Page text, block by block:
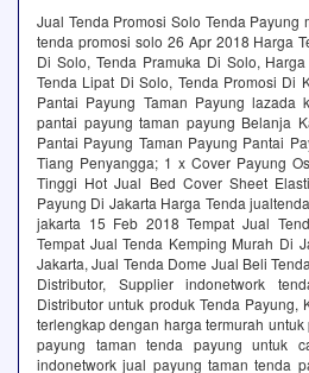
Jual Tenda Promosi Solo Tenda Payung
tenda promosi solo 26 Apr 2018 Harga
Di Solo, Tenda Pramuka Di Solo,
Tenda Lipat Di Solo, Tenda Promosi Di
Pantai Payung Taman Payung lazada
pantai payung taman payung Belanja
Pantai Payung Taman Payung Pantai
Tiang Penyangga; 1 x Cover Payung
Tinggi Hot Jual Bed Cover Sheet
Payung Di Jakarta Harga Tenda
jakarta 15 Feb 2018 Tempat Jual
Tempat Jual Tenda Kemping Murah Di
Jakarta, Jual Tenda Dome Jual Beli
Distributor, Supplier indonetwork
Distributor untuk produk Tenda Payung,
terlengkap dengan harga termurah
payung taman tenda payung untuk
indonetwork jual payung taman tenda